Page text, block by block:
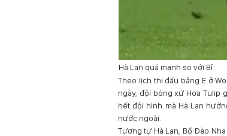
Hà Lan quá mạnh so với Bỉ.
Theo lịch thi đấu bảng E ở
ngày, đội bóng xứ Hoa Tulip
hết đội hình mà Hà Lan
nước ngoài.
Tương tự Hà Lan, Bồ Đào